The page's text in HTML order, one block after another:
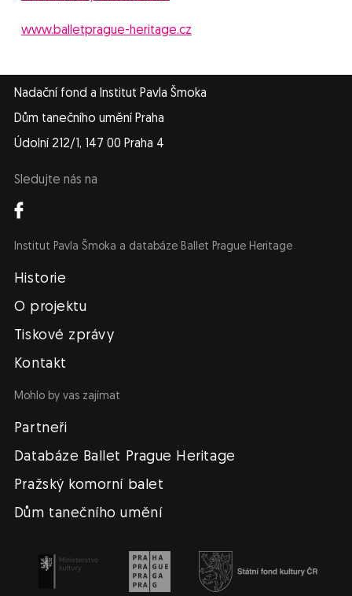
www.balletprague-heritage.cz
Nadační fond a Institut Pavla Šmoka
Dům tanečního umění Praha
Údolní 212/1, 147 00 Praha 4
Sledujte nás na
Navigace
Institut Pavla Šmoka a databáze Ballet Prague Heritage
Historie
O projektu
Tiskové zprávy
Kontakt
Mohlo by vas zajímat
Partneři
Databáze Ballet Prague Heritage
Pražský komorní balet
Dům tanečního umění